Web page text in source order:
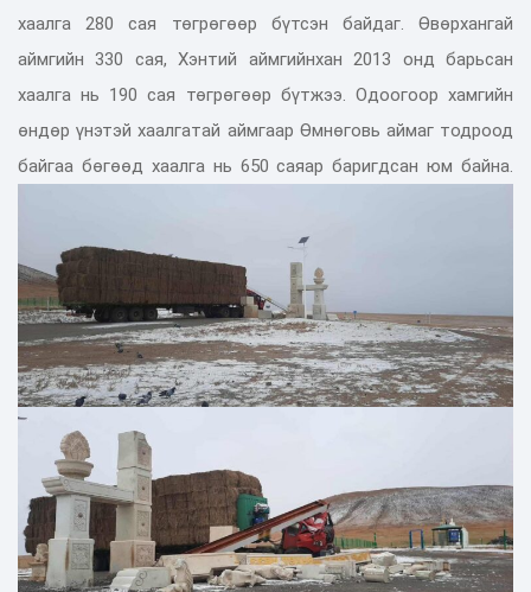
хаалга 280 сая төгрөгөөр бүтсэн байдаг. Өвөрхангай
аймгийн 330 сая, Хэнтий аймгийнхан 2013 онд барьсан
хаалга нь 190 сая төгрөгөөр бүтжээ. Одоогоор хамгийн
өндөр үнэтэй хаалгатай аймгаар Өмнөговь аймаг тодроод
байгаа бөгөөд хаалга нь 650 саяар баригдсан юм байна.